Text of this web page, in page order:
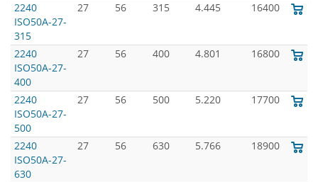
2240
ISO50A-27-
315
27 56 315 4.445 16400
2240
ISO50A-27-
400
27 56 400 4.801 16800
2240
ISO50A-27-
500
27 56 500 5.220 17700
2240
ISO50A-27-
630
27 56 630 5.766 18900